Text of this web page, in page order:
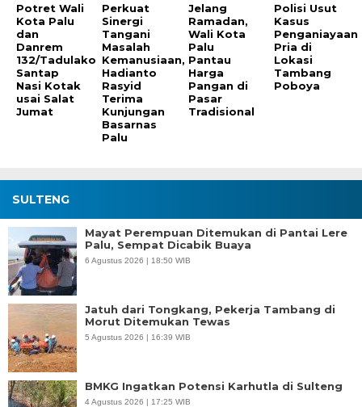
Potret Wali
Kota Palu
dan
Danrem
132/Tadulako
Santap
Nasi Kotak
usai Salat
Jumat
Perkuat
Sinergi
Tangani
Masalah
Kemanusiaan,
Hadianto
Rasyid
Terima
Kunjungan
Basarnas
Palu
Jelang
Ramadan,
Wali Kota
Palu
Pantau
Harga
Pangan di
Pasar
Tradisional
Polisi Usut
Kasus
Penganiayaan
Pria di
Lokasi
Tambang
Poboya
SULTENG
Mayat Perempuan Ditemukan di Pantai Lere
Palu, Sempat Dicabik Buaya
6 Agustus 2026 | 18:50 WIB
Jatuh dari Tongkang, Pekerja Tambang di
Morut Ditemukan Tewas
5 Agustus 2026 | 16:39 WIB
BMKG Ingatkan Potensi Karhutla di Sulteng
4 Agustus 2026 | 17:25 WIB